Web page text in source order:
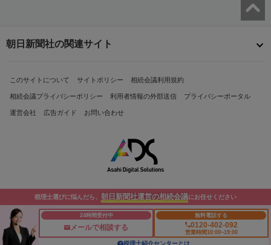
税理士選びに悩んだら、 朝日新聞社運営の相続会議にお任せください
24時間受付中
メールで相談する
無料電話する
0120-402-092
営業時間10:00~19:00
税理士紹介センターとは
朝日新聞社の関連サイト
このサイトについて サイトポリシー 相続会議利用規約
相続会議プライバシーポリシー 利用者情報の外部送信 プライバシーポータル
運営会社 広告ガイド お問い合わせ
Copyright© The Asahi Shimbun Company. All Rights Reserved.